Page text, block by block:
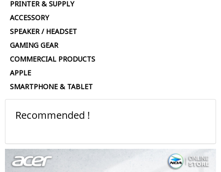
PRINTER & SUPPLY
ACCESSORY
SPEAKER / HEADSET
GAMING GEAR
COMMERCIAL PRODUCTS
APPLE
SMARTPHONE & TABLET
Recommended !